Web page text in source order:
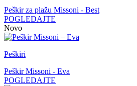
Peškir za plažu Missoni - Best
POGLEDAJTE
Novo
Peškiri
Peškir Missoni - Eva
POGLEDAJTE